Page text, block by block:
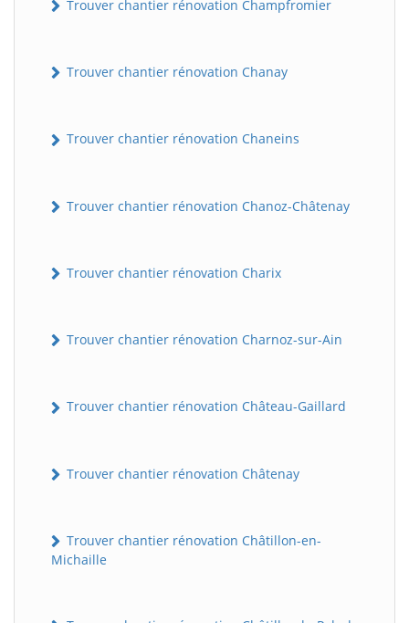
Trouver chantier rénovation Champfromier
Trouver chantier rénovation Chanay
Trouver chantier rénovation Chaneins
Trouver chantier rénovation Chanoz-Châtenay
Trouver chantier rénovation Charix
Trouver chantier rénovation Charnoz-sur-Ain
Trouver chantier rénovation Château-Gaillard
Trouver chantier rénovation Châtenay
Trouver chantier rénovation Châtillon-en-
Michaille